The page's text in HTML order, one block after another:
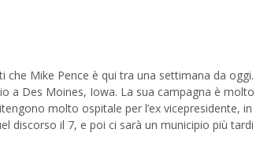
che Mike Pence è qui tra una settimana da oggi.
a Des Moines, Iowa. La sua campagna è molto
molto ospitale per l’ex vicepresidente, in
discorso il 7, e poi ci sarà un municipio più tardi